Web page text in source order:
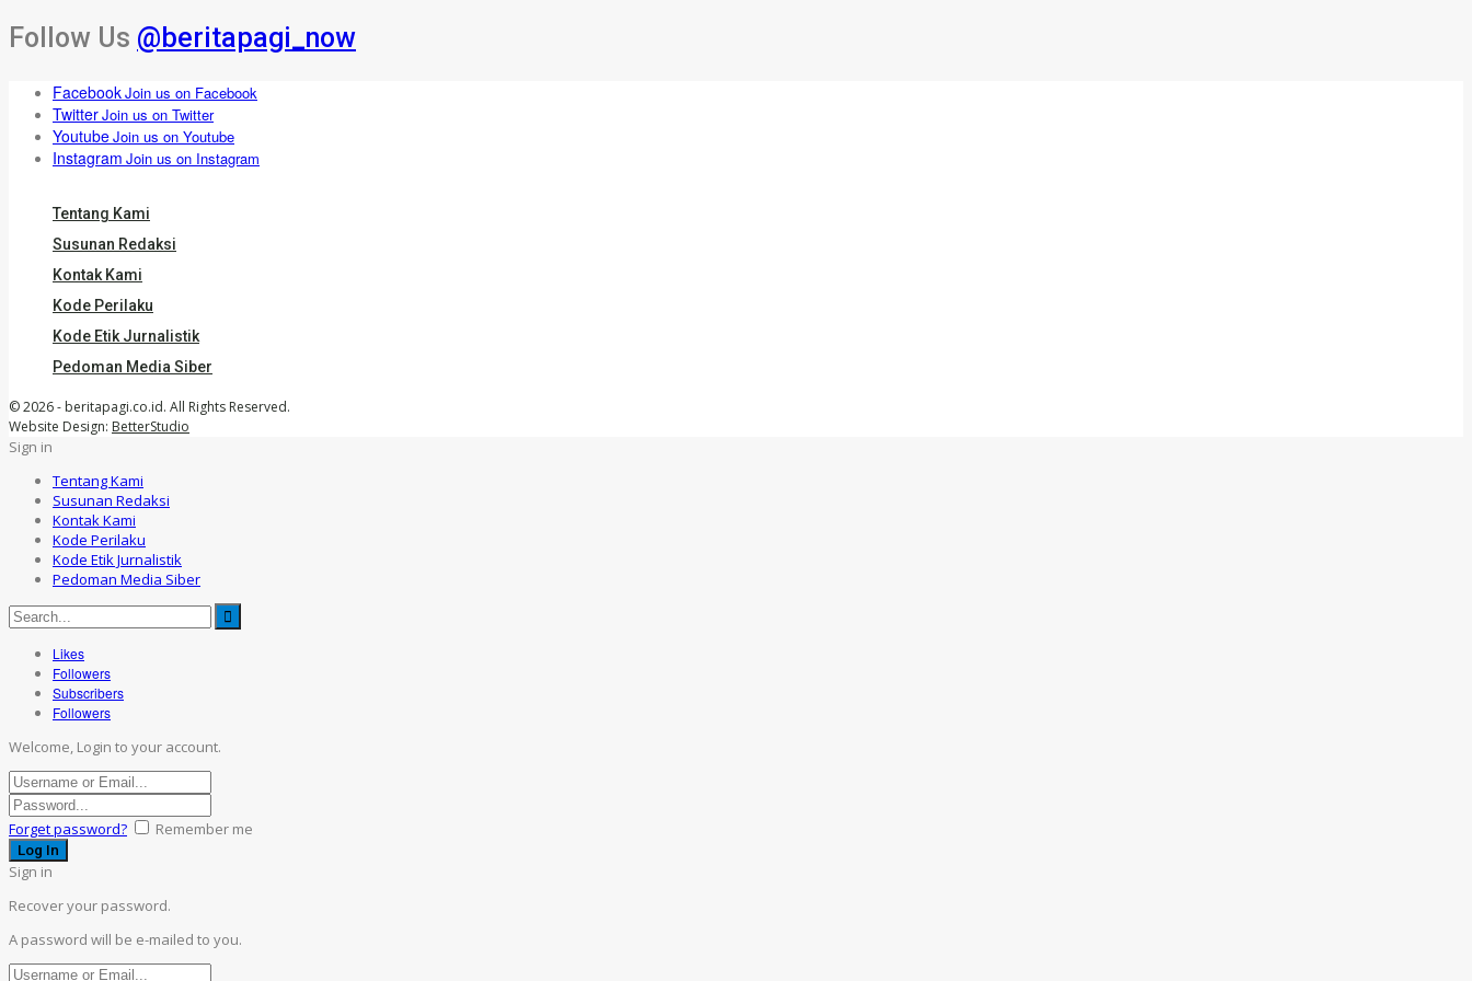
Follow Us @beritapagi_now
FacebookJoin us on Facebook
TwitterJoin us on Twitter
YoutubeJoin us on Youtube
Instagram Join us on Instagram
Tentang Kami
Susunan Redaksi
Kontak Kami
Kode Perilaku
Kode Etik Jurnalistik
Pedoman Media Siber
© 2026 - beritapagi.co.id. All Rights Reserved.
Website Design: BetterStudio
Sign in
Tentang Kami
Susunan Redaksi
Kontak Kami
Kode Perilaku
Kode Etik Jurnalistik
Pedoman Media Siber
Likes
Followers
Subscribers
Followers
Welcome, Login to your account.
Forget password? Remember me
Sign in
Recover your password.
A password will be e-mailed to you.